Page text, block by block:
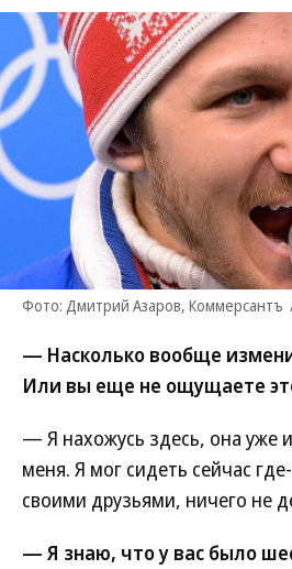
Фото: Дмитрий Азаров, Коммерсантъ
— Насколько вообще
Или вы еще не ощущаете
— Я нахожусь здесь, она уже
меня. Я мог сидеть сейчас
своими друзьями, ничего не
— Я знаю, что у вас было